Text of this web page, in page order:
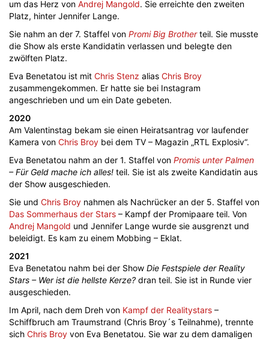
um das Herz von Andrej Mangold. Sie erreichte den zweiten
Platz, hinter Jennifer Lange.
Sie nahm an der 7. Staffel von Promi Big Brother teil. Sie musste
die Show als erste Kandidatin verlassen und belegte den
zwölften Platz.
Eva Benetatou ist mit Chris Stenz alias Chris Broy
zusammengekommen. Er hatte sie bei Instagram
angeschrieben und um ein Date gebeten.
2020
Am Valentinstag bekam sie einen Heiratsantrag vor laufender
Kamera von Chris Broy bei dem TV – Magazin „RTL Explosiv“.
Eva Benetatou nahm an der 1. Staffel von Promis unter Palmen
– Für Geld mache ich alles! teil. Sie ist als zweite Kandidatin aus
der Show ausgeschieden.
Sie und Chris Broy nahmen als Nachrücker an der 5. Staffel von
Das Sommerhaus der Stars – Kampf der Promipaare teil. Von
Andrej Mangold und Jennifer Lange wurde sie ausgrenzt und
beleidigt. Es kam zu einem Mobbing – Eklat.
2021
Eva Benetatou nahm bei der Show Die Festspiele der Reality
Stars – Wer ist die hellste Kerze? dran teil. Sie ist in Runde vier
ausgeschieden.
Im April, nach dem Dreh von Kampf der Realitystars –
Schiffbruch am Traumstrand (Chris Broy´s Teilnahme), trennte
sich Chris Broy von Eva Benetatou. Sie war zu dem damaligen